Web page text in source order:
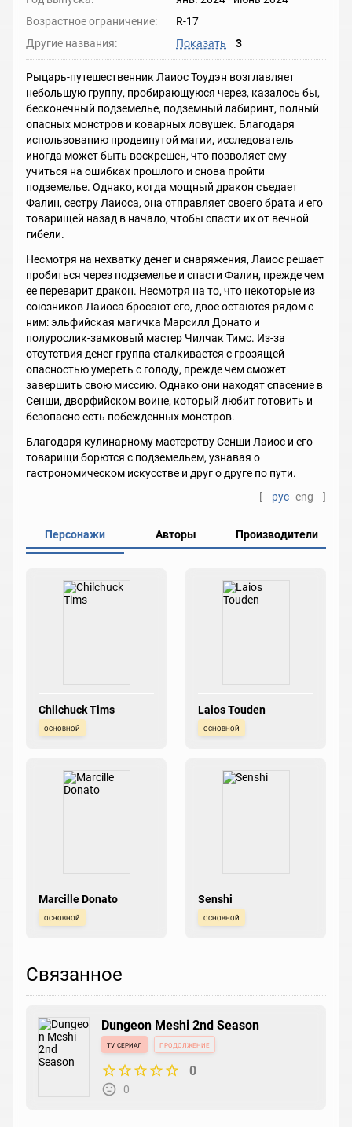
Возрастное ограничение:
R-17
Другие названия:
Показать 3
Рыцарь-путешественник Лаиос Тоудэн возглавляет
небольшую группу, пробирающуюся через, казалось бы,
бесконечный подземелье, подземный лабиринт, полный
опасных монстров и коварных ловушек. Благодаря
использованию продвинутой магии, исследователь
иногда может быть воскрешен, что позволяет ему
учиться на ошибках прошлого и снова пройти
подземелье. Однако, когда мощный дракон съедает
Фалин, сестру Лаиоса, она отправляет своего брата и его
товарищей назад в начало, чтобы спасти их от вечной
гибели.
Несмотря на нехватку денег и снаряжения, Лаиос решает
пробиться через подземелье и спасти Фалин, прежде чем
ее переварит дракон. Несмотря на то, что некоторые из
союзников Лаиоса бросают его, двое остаются рядом с
ним: эльфийская магичка Марсилл Донато и
полурослик-замковый мастер Чилчак Тимс. Из-за
отсутствия денег группа сталкивается с грозящей
опасностью умереть с голоду, прежде чем сможет
завершить свою миссию. Однако они находят спасение в
Сенши, дворфийском воине, который любит готовить и
безопасно есть побежденных монстров.
Благодаря кулинарному мастерству Сенши Лаиос и его
товарищи борются с подземельем, узнавая о
гастрономическом искусстве и друг о друге по пути.
[
рус eng ]
Персонажи Авторы Производители
Chilchuck Tims
основной
Laios Touden
основной
Marcille Donato
основной
Senshi
основной
Связанное
Dungeon Meshi 2nd Season
tv сериал продолжение
0
0